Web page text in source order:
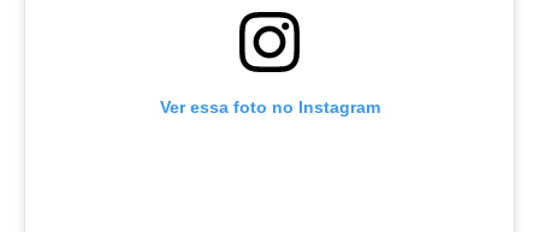
Ver essa foto no Instagram